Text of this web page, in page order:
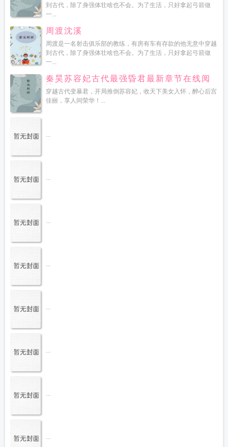
到古代，除了身强体壮啥也不会。为了生活，只好拿起弓箭做
一...
周渡沈溪
周渡是一名射击俱乐部的教练，有房有车有存款的他无意中穿越
到古代，除了身强体壮啥也不会。为了生活，只好拿起弓箭做
一...
秦昊苏容妃古代最强昏君最新章节在线阅
读
穿越古代变暴君，开局推倒苏容妃，收天下美女入怀，醉心后宫
佳丽，享人间荣华！...
...
...
...
...
...
...
...
...